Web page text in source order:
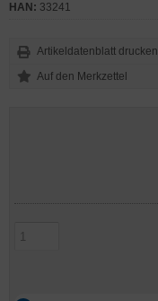
HAN: 33241
Artikeldatenblatt drucken